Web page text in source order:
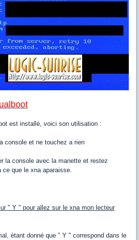
est installé, voici son utilisation :
console et ne touchez a rien
la console avec la manette et restez
que le xna aparaisse.
" Y " pour allez sur le xna mon lecteur
étant donné que " Y " correspond dans le